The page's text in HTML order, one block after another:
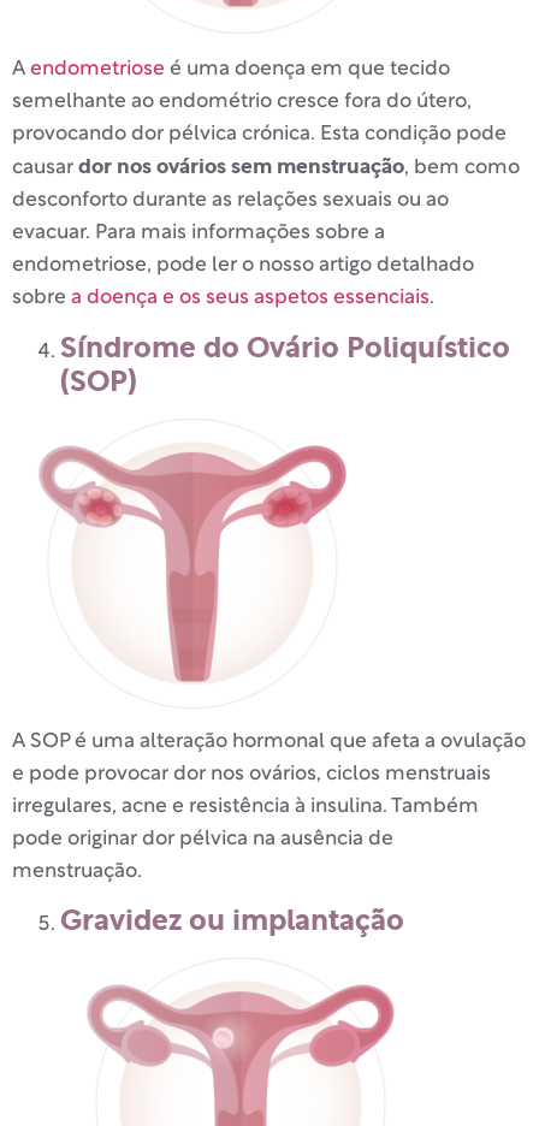
A endometriose é uma doença em que tecido
semelhante ao endométrio cresce fora do útero,
provocando dor pélvica crónica. Esta condição pode
causar dor nos ovários sem menstruação, bem como
desconforto durante as relações sexuais ou ao
evacuar. Para mais informações sobre a
endometriose, pode ler o nosso artigo detalhado
sobre a doença e os seus aspetos essenciais.
Síndrome do Ovário Poliquístico
(SOP)
A SOP é uma alteração hormonal que afeta a ovulação
e pode provocar dor nos ovários, ciclos menstruais
irregulares, acne e resistência à insulina. Também
pode originar dor pélvica na ausência de
menstruação.
Gravidez ou implantação